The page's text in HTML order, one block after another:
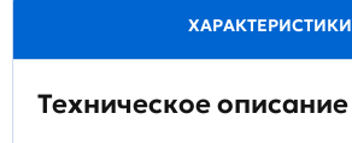
ХАРАКТЕРИСТИКИ
Техническое описание